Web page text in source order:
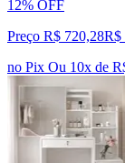
12% OFF
Preço R$ 720,28R$
no Pix Ou 10x de